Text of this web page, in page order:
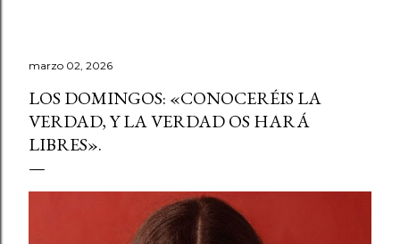
marzo 02, 2026
LOS DOMINGOS: «CONOCERÉIS LA
VERDAD, Y LA VERDAD OS HARÁ
LIBRES».